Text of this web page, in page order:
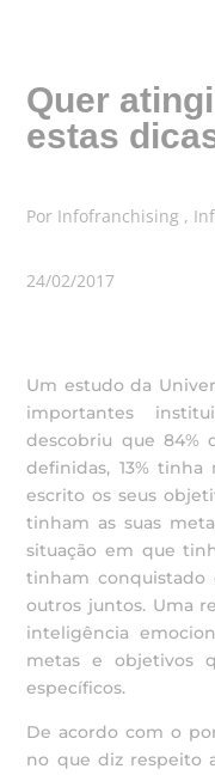
Quer
estas
Por Infofranchising ,
24/02/2017
Um estudo da
importantes
descobriu que 84%
definidas, 13%
escrito os seus
tinham as suas
situação em que
tinham conquistado
outros juntos. Uma
inteligência
metas e objetivos
específicos.
De acordo com o
no que diz respeito